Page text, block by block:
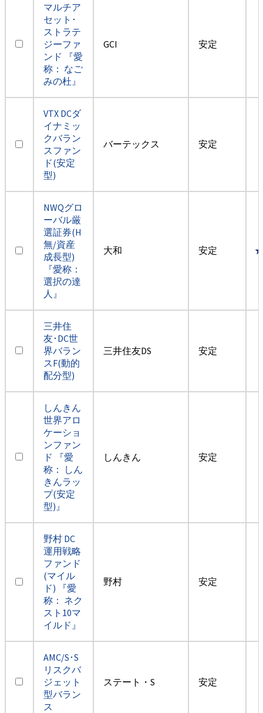
マルチア
セット･
ストラテ
ジーファ
ンド 『愛
称： なご
みの杜』
GCI 安定
VTX DCダ
イナミッ
クバラン
スファン
ド(安定
型)
バーテックス 安定
NWQグロ
ーバル厳
選証券(H
無/資産
成長型)
『愛称：
選択の達
人』
大和 安定
三井住
友･DC世
界バラン
スF(動的
配分型)
三井住友DS 安定
しんきん
世界アロ
ケーショ
ンファン
ド 『愛
称： しん
きんラッ
プ(安定
型)』
しんきん 安定
野村 DC
運用戦略
ファンド
(マイル
ド) 『愛
称： ネク
スト10マ
イルド』
野村 安定
AMC/S･S
リスクバ
ジェット
型バラン
ス
ステート・S 安定